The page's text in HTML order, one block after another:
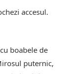
accesul.
boabele de
puternic,